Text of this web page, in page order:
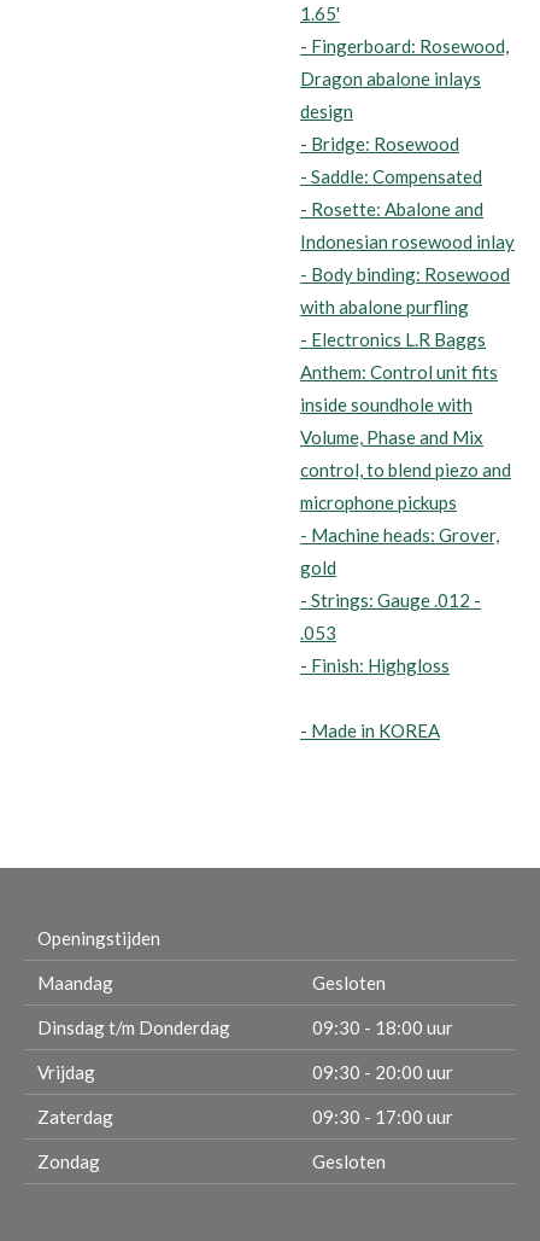
1.65'
- Fingerboard: Rosewood,
Dragon abalone inlays
design
- Bridge: Rosewood
- Saddle: Compensated
- Rosette: Abalone and
Indonesian rosewood inlay
- Body binding: Rosewood
with abalone purfling
- Electronics L.R Baggs
Anthem: Control unit fits
inside soundhole with
Volume, Phase and Mix
control, to blend piezo and
microphone pickups
- Machine heads: Grover,
gold
- Strings: Gauge .012 -
.053
- Finish: Highgloss
- Made in KOREA
Openingstijden
Maandag Gesloten
Dinsdag t/m Donderdag 09:30 - 18:00 uur
Vrijdag 09:30 - 20:00 uur
Zaterdag 09:30 - 17:00 uur
Zondag Gesloten